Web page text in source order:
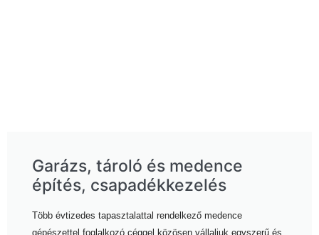
Garázs, tároló és medence
építés, csapadékkezelés
Több évtizedes tapasztalattal rendelkező medence
gépészettel foglalkozó céggel közösen vállaljuk egyszerű és